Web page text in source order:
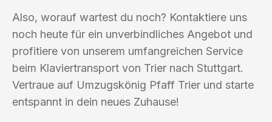
Also, worauf wartest du noch? Kontaktiere uns
noch heute für ein unverbindliches Angebot und
profitiere von unserem umfangreichen Service
beim Klaviertransport von Trier nach Stuttgart.
Vertraue auf Umzugskönig Pfaff Trier und starte
entspannt in dein neues Zuhause!